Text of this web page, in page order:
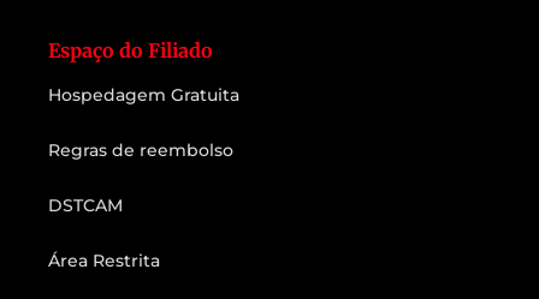
Espaço do Filiado
Hospedagem Gratuita
Regras de reembolso
DSTCAM
Área Restrita